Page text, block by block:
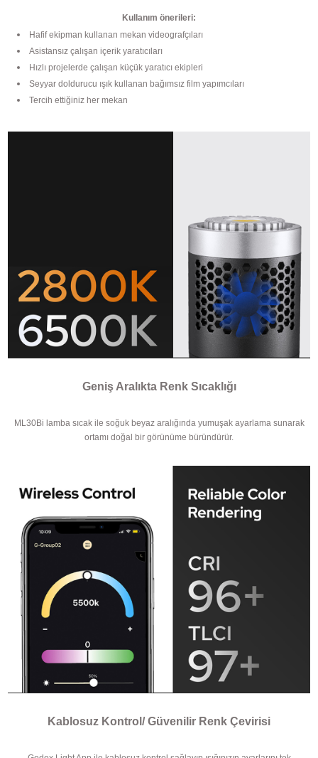
Kullanım önerileri:
Hafif ekipman kullanan mekan videografçıları
Asistansız çalışan içerik yaratıcıları
Hızlı projelerde çalışan küçük yaratıcı ekipleri
Seyyar doldurucu ışık kullanan bağımsız film yapımcıları
Tercih ettiğiniz her mekan
Geniş Aralıkta Renk Sıcaklığı
ML30Bi lamba sıcak ile soğuk beyaz aralığında yumuşak ayarlama sunarak
ortamı doğal bir görünüme büründürür.
Kablosuz Kontrol/ Güvenilir Renk Çevirisi